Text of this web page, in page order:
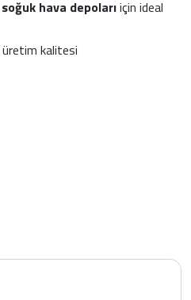
soğuk hava depolarıiçin ideal
üretim kalitesi